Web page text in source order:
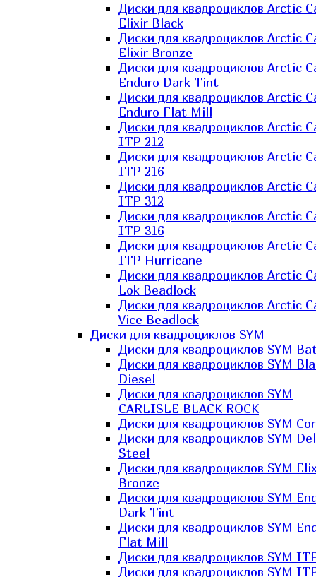
Диски для квадроциклов Arctic
Elixir Black
Диски для квадроциклов Arctic
Elixir Bronze
Диски для квадроциклов Arctic
Enduro Dark Tint
Диски для квадроциклов Arctic
Enduro Flat Mill
Диски для квадроциклов Arctic
ITP 212
Диски для квадроциклов Arctic
ITP 216
Диски для квадроциклов Arctic
ITP 312
Диски для квадроциклов Arctic
ITP 316
Диски для квадроциклов Arctic
ITP Hurricane
Диски для квадроциклов Arctic
Lok Beadlock
Диски для квадроциклов Arctic
Vice Beadlock
Диски для квадроциклов SYM
Диски для квадроциклов SYM
Диски для квадроциклов SYM
Diesel
Диски для квадроциклов SYM
CARLISLE BLACK ROCK
Диски для квадроциклов SYM
Диски для квадроциклов SYM
Steel
Диски для квадроциклов SYM
Bronze
Диски для квадроциклов SYM
Dark Tint
Диски для квадроциклов SYM
Flat Mill
Диски для квадроциклов SYM
Диски для квадроциклов SYM